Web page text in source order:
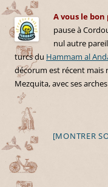
A vous le bon
pause à
nul autre
turcs du Hammam al
décorum est récent mais
Mezquita, avec ses
[MONTRER